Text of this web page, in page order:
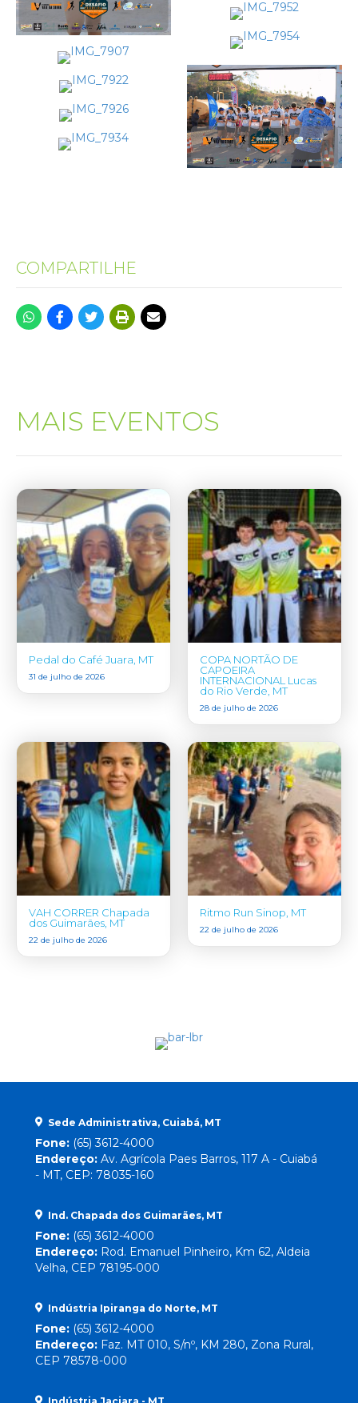
COMPARTILHE
MAIS EVENTOS
Pedal do Café Juara, MT
31 de julho de 2026
COPA NORTÃO DE
CAPOEIRA
INTERNACIONAL Lucas
do Rio Verde, MT
28 de julho de 2026
VAH CORRER Chapada
dos Guimarães, MT
22 de julho de 2026
Ritmo Run Sinop, MT
22 de julho de 2026
Sede Administrativa, Cuiabá, MT
Fone: (65) 3612-4000
Endereço: Av. Agrícola Paes Barros, 117 A - Cuiabá
- MT, CEP: 78035-160
Ind. Chapada dos Guimarães, MT
Fone: (65) 3612-4000
Endereço: Rod. Emanuel Pinheiro, Km 62, Aldeia
Velha, CEP 78195-000
Indústria Ipiranga do Norte, MT
Fone: (65) 3612-4000
Endereço: Faz. MT 010, S/nº, KM 280, Zona Rural,
CEP 78578-000